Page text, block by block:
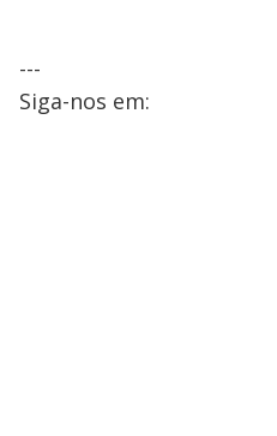
---
Siga-nos em: